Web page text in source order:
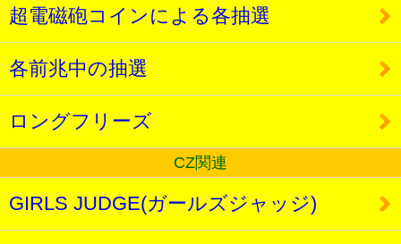
超電磁砲コインによる各抽選
各前兆中の抽選
ロングフリーズ
CZ関連
GIRLS JUDGE(ガールズジャッジ)